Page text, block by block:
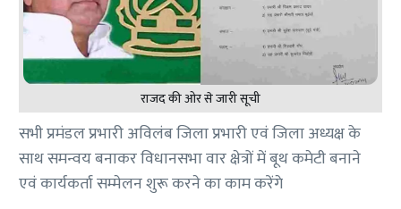
राजद की ओर से जारी सूची
सभी प्रमंडल प्रभारी अविलंब जिला प्रभारी एवं जिला अध्यक्ष के
साथ समन्वय बनाकर विधानसभा वार क्षेत्रों में बूथ कमेटी बनाने
एवं कार्यकर्ता सम्मेलन शुरू करने का काम करेंगे